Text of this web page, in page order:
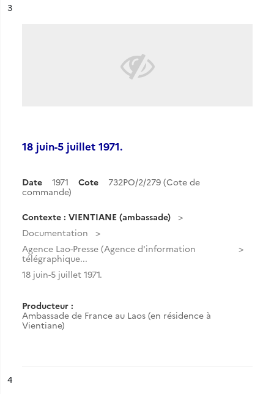
n°
3
18 juin-5 juillet 1971.
Date 1971 Cote
732PO/2/279 (Cote de
commande)
Contexte : VIENTIANE (ambassade)
Documentation
Agence Lao-Presse (Agence d'information
télégraphique...
18 juin-5 juillet 1971.
Producteur :
Ambassade de France au Laos (en résidence à
Vientiane)
n°
4